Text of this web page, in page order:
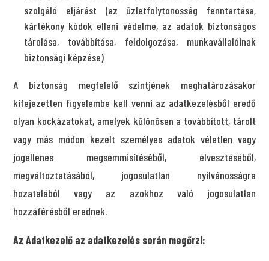
szolgáló eljárást (az üzletfolytonosság fenntartása,
kártékony kódok elleni védelme, az adatok biztonságos
tárolása, továbbítása, feldolgozása, munkavállalóinak
biztonsági képzése)
A biztonság megfelelő szintjének meghatározásakor
kifejezetten figyelembe kell venni az adatkezelésből eredő
olyan kockázatokat, amelyek különösen a továbbított, tárolt
vagy más módon kezelt személyes adatok véletlen vagy
jogellenes megsemmisítéséből, elvesztéséből,
megváltoztatásából, jogosulatlan nyilvánosságra
hozatalából vagy az azokhoz való jogosulatlan
hozzáférésből erednek.
Az Adatkezelő az adatkezelés során megőrzi: